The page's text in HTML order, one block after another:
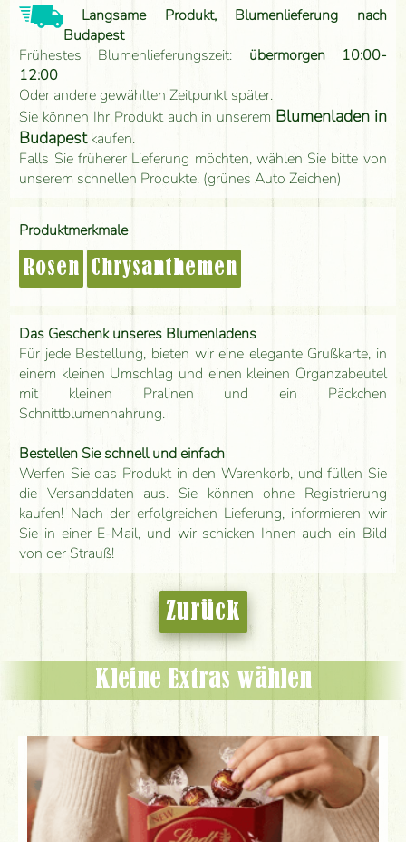
Langsame Produkt, Blumenlieferung nach
Budapest
Frühestes Blumenlieferungszeit: übermorgen 10:00-
12:00
Oder andere gewählten Zeitpunkt später.
Sie können Ihr Produkt auch in unserem Blumenladen in
Budapestkaufen.
Falls Sie früherer Lieferung möchten, wählen Sie bitte von
unserem schnellen Produkte. (grünes Auto Zeichen)
Produktmerkmale
Rosen Chrysanthemen
Das Geschenk unseres Blumenladens
Für jede Bestellung, bieten wir eine elegante Grußkarte, in
einem kleinen Umschlag und einen kleinen Organzabeutel
mit kleinen Pralinen und ein Päckchen
Schnittblumennahrung.
Bestellen Sie schnell und einfach
Werfen Sie das Produkt in den Warenkorb, und füllen Sie
die Versanddaten aus. Sie können ohne Registrierung
kaufen! Nach der erfolgreichen Lieferung, informieren wir
Sie in einer E-Mail, und wir schicken Ihnen auch ein Bild
von der Strauß!
Zurück
Kleine Extras wählen